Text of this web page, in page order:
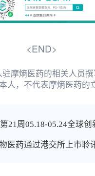
<END>
摩熵医药的相关人员撰
人，不代表摩熵医药的
21周05.18-05.24全球